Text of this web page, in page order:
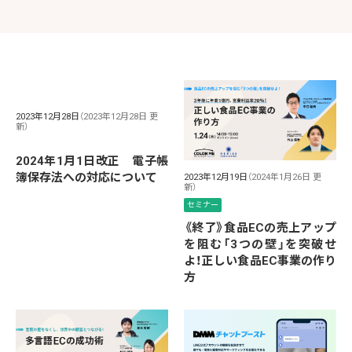
2023年12月28日 （2023年12月28日 更
新）
2024年1月1日改正 電子帳
簿保存法への対応について
2023年12月19日 （2024年1月26日 更
新）
セミナー
《終了》食品ECの売上アップ
を阻む「3つの壁」を突破せ
よ！正しい食品EC事業の作り
方